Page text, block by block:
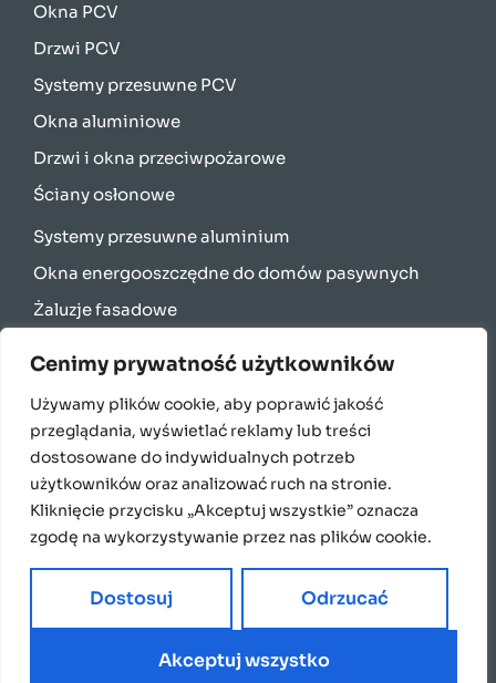
Cenimy prywatność użytkowników
Używamy plików cookie, aby poprawić jakość
przeglądania, wyświetlać reklamy lub treści
dostosowane do indywidualnych potrzeb
użytkowników oraz analizować ruch na stronie.
Kliknięcie przycisku „Akceptuj wszystkie” oznacza
zgodę na wykorzystywanie przez nas plików cookie.
Dostosuj Odrzucać
Akceptuj wszystko
Okna PCV
Drzwi PCV
Systemy przesuwne PCV
Okna aluminiowe
Drzwi i okna przeciwpożarowe
Ściany osłonowe
Systemy przesuwne aluminium
Okna energooszczędne do domów pasywnych
Żaluzje fasadowe
Parapety
English
Français
Italiano
Polski
2024 Copyright Domatus. Made by White PR